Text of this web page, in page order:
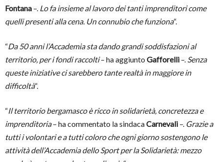
Fontana –. Lo fa insieme al lavoro dei tanti imprenditori come
quelli presenti alla cena. Un connubio che funziona“.
“Da 50 anni l’Accademia sta dando grandi soddisfazioni al
territorio, per i fondi raccolti– ha aggiunto Gafforelli –. Senza
queste iniziative ci sarebbero tante realtà in maggiore in
difficoltà“.
“Il territorio bergamasco è ricco in solidarietà, concretezza e
imprenditoria– ha commentato la sindacaCarnevali –. Grazie a
tutti i volontari e a tutti coloro che ogni giorno sostengono le
attività dell’Accademia dello Sport per la Solidarietà: mezzo